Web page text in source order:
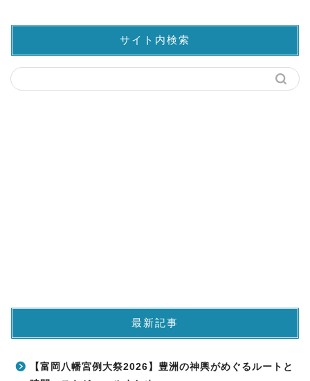
サイト内検索
最新記事
【富岡八幡宮例大祭2026】豊洲の神輿がめぐるルートと